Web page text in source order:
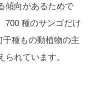
傾向があるためで
700 種のサンゴだけ
種もの動植物の主
れています。